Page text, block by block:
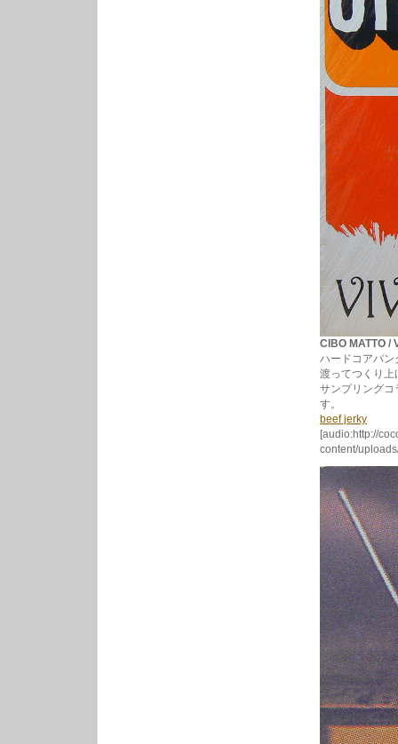
CIBO MATTO /
ハードコアパン
渡ってつくり上
サンプリングコ
す。
beef jerky
[audio:http://
content/